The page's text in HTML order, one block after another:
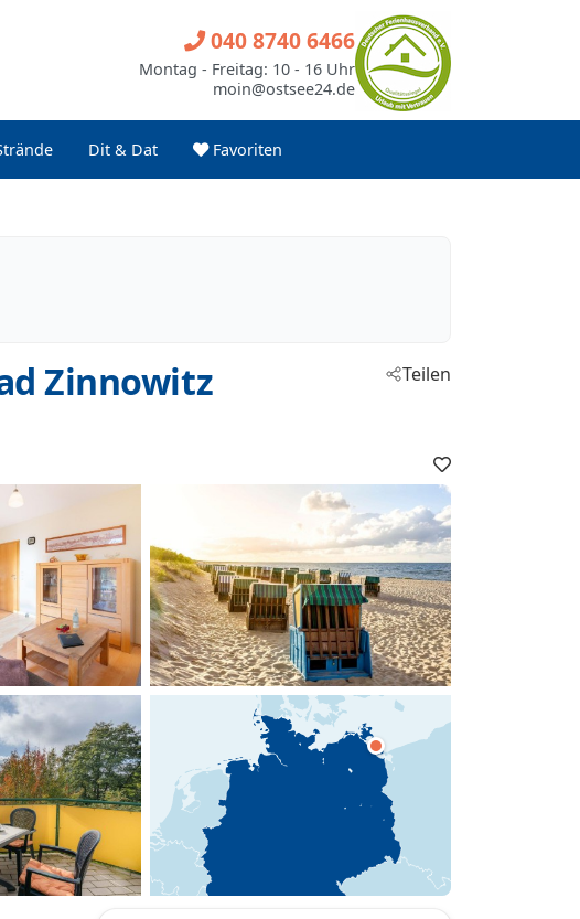
Dit & Dat Favoriten
040 8740 6466
Montag - Freitag: 10 - 16 Uhr
moin@ostsee24.de
Zinnowitz Teilen